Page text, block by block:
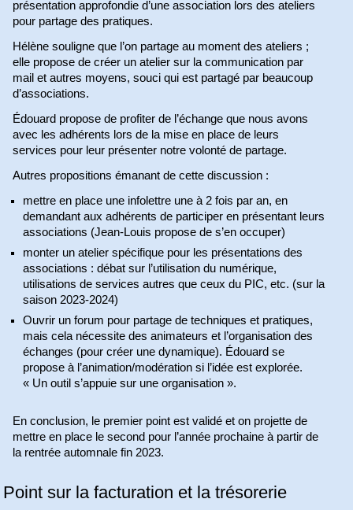
présentation approfondie d’une association lors des ateliers
pour partage des pratiques.
Hélène souligne que l’on partage au moment des ateliers ;
elle propose de créer un atelier sur la communication par
mail et autres moyens, souci qui est partagé par beaucoup
d’associations.
Édouard propose de profiter de l’échange que nous avons
avec les adhérents lors de la mise en place de leurs
services pour leur présenter notre volonté de partage.
Autres propositions émanant de cette discussion :
mettre en place une infolettre une à 2 fois par an, en
demandant aux adhérents de participer en présentant leurs
associations (Jean-Louis propose de s’en occuper)
monter un atelier spécifique pour les présentations des
associations : débat sur l’utilisation du numérique,
utilisations de services autres que ceux du PIC, etc. (sur la
saison 2023-2024)
Ouvrir un forum pour partage de techniques et pratiques,
mais cela nécessite des animateurs et l’organisation des
échanges (pour créer une dynamique). Édouard se
propose à l’animation/modération si l’idée est explorée.
« Un outil s’appuie sur une organisation ».
En conclusion, le premier point est validé et on projette de
mettre en place le second pour l’année prochaine à partir de
la rentrée automnale fin 2023.
Point sur la facturation et la trésorerie